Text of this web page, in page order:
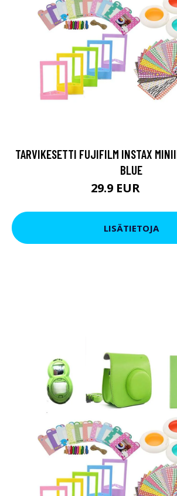
TARVIKESETTI FUJIFILM INSTAX
BLUE
29.9 EUR
LISÄTIETOJA